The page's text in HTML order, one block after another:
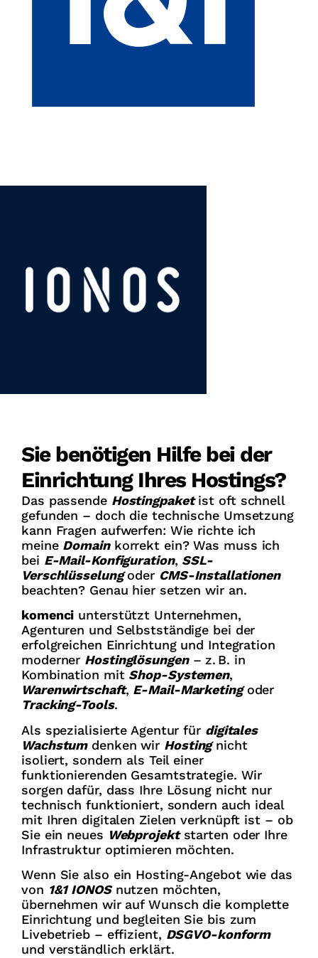
Sie benötigen Hilfe bei der
Einrichtung Ihres Hostings?
Das passende Hostingpaketist oft schnell
gefunden – doch die technische Umsetzung
kann Fragen aufwerfen: Wie richte ich
meine Domainkorrekt ein? Was muss ich
bei E-Mail-Konfiguration, SSL-
Verschlüsselungoder CMS-Installationen
beachten? Genau hier setzen wir an.
komenci unterstützt Unternehmen,
Agenturen und Selbstständige bei der
erfolgreichen Einrichtung und Integration
moderner Hostinglösungen– z. B. in
Kombination mit Shop-Systemen,
Warenwirtschaft, E-Mail-Marketingoder
Tracking-Tools.
Als spezialisierte Agentur für digitales
Wachstumdenken wir Hostingnicht
isoliert, sondern als Teil einer
funktionierenden Gesamtstrategie. Wir
sorgen dafür, dass Ihre Lösung nicht nur
technisch funktioniert, sondern auch ideal
mit Ihren digitalen Zielen verknüpft ist – ob
Sie ein neues Webprojektstarten oder Ihre
Infrastruktur optimieren möchten.
Wenn Sie also ein Hosting-Angebot wie das
von 1&1 IONOSnutzen möchten,
übernehmen wir auf Wunsch die komplette
Einrichtung und begleiten Sie bis zum
Livebetrieb – effizient, DSGVO-konform
und verständlich erklärt.